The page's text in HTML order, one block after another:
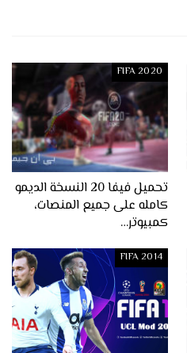
FIFA 2020
تحميل فيفا 20 النسخة الديمو
كامله على جميع المنصات،
كمبيوتر…
FIFA 2014